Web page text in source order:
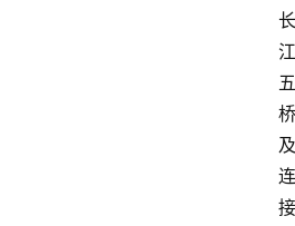
长
江
五
桥
及
连
接